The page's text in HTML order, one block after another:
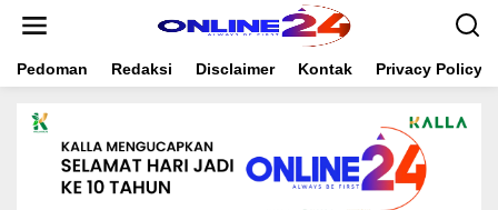
t
Pedoman Redaksi Disclaimer Kontak Privacy Policy